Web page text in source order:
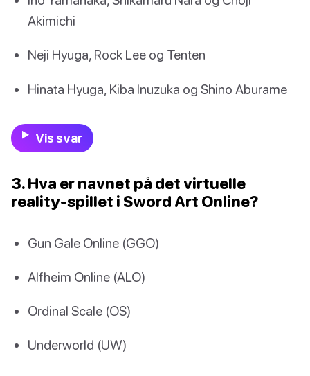
Akimichi
Neji Hyuga, Rock Lee og Tenten
Hinata Hyuga, Kiba Inuzuka og Shino Aburame
Vis svar
3. Hva er navnet på det virtuelle
reality-spillet i Sword Art Online?
Gun Gale Online (GGO)
Alfheim Online (ALO)
Ordinal Scale (OS)
Underworld (UW)